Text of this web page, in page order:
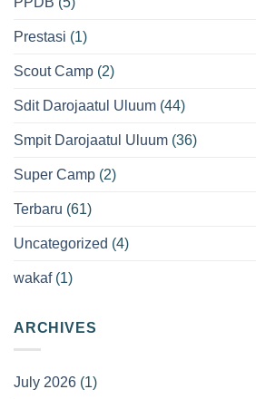
Prestasi (1)
Scout Camp (2)
Sdit Darojaatul Uluum (44)
Smpit Darojaatul Uluum (36)
Super Camp (2)
Terbaru (61)
Uncategorized (4)
wakaf(1)
ARCHIVES
July 2026 (1)